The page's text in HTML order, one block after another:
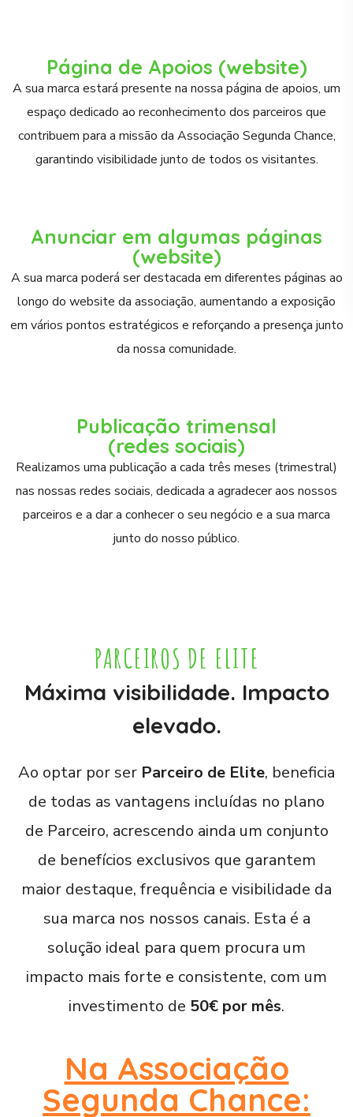
Página de Apoios (website)
A sua marca estará presente na nossa página de apoios, um
espaço dedicado ao reconhecimento dos parceiros que
contribuem para a missão da Associação Segunda Chance,
garantindo visibilidade junto de todos os visitantes.
Anunciar em algumas páginas
(website)
A sua marca poderá ser destacada em diferentes páginas ao
longo do website da associação, aumentando a exposição
em vários pontos estratégicos e reforçando a presença junto
da nossa comunidade.
Publicação trimensal
(redes sociais)
Realizamos uma publicação a cada três meses (trimestral)
nas nossas redes sociais, dedicada a agradecer aos nossos
parceiros e a dar a conhecer o seu negócio e a sua marca
junto do nosso público.
PARCEIROS DE ELITE
Máxima visibilidade. Impacto
elevado.
Ao optar por ser Parceiro de Elite, beneficia
de todas as vantagens incluídas no plano
de Parceiro, acrescendo ainda um conjunto
de benefícios exclusivos que garantem
maior destaque, frequência e visibilidade da
sua marca nos nossos canais. Esta é a
solução ideal para quem procura um
impacto mais forte e consistente, com um
investimento de 50€ por mês.
Na Associação
Segunda Chance: